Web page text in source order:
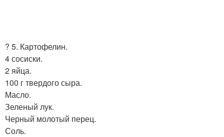
? 5. Картофелин.
4 сосиски.
2 яйца.
100 г твердого сыра.
Масло.
Зеленый лук.
Черный молотый перец.
Соль.